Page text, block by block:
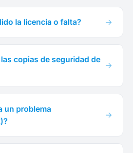
la licencia o falta?
copias de seguridad de
un problema